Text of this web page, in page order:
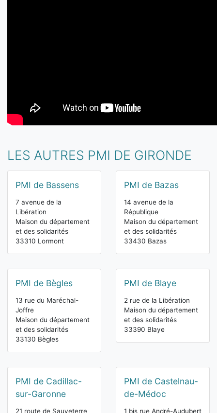
LES AUTRES PMI DE GIRONDE
PMI de Bassens
7 avenue de la
Libération
Maison du département
et des solidarités
33310 Lormont
PMI de Bazas
14 avenue de la
République
Maison du département
et des solidarités
33430 Bazas
PMI de Bègles
13 rue du Maréchal-
Joffre
Maison du département
et des solidarités
33130 Bègles
PMI de Blaye
2 rue de la Libération
Maison du département
et des solidarités
33390 Blaye
PMI de Cadillac-
sur-Garonne
21 route de Sauveterre
PMI de Castelnau-
de-Médoc
1 bis rue André-Audubert